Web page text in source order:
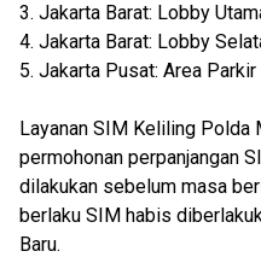
3. Jakarta Barat: Lobby
4. Jakarta Barat: Lobby
5. Jakarta Pusat: Area
Layanan SIM Keliling Polda
permohonan perpanjangan
dilakukan sebelum masa
berlaku SIM habis
Baru.